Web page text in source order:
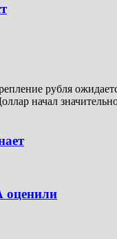
рубля
начал
оценили